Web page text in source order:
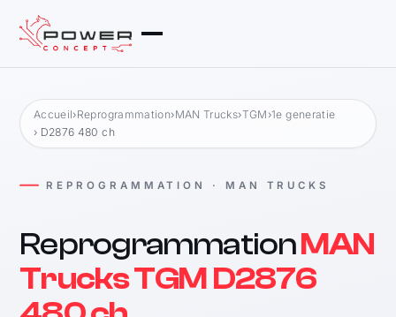
Accueil›Reprogrammation›MAN Trucks›TGM ›1e generatie
› D2876 480 ch
REPROGRAMMATION · MAN TRUCKS
ReprogrammationMAN
Trucks TGM D2876